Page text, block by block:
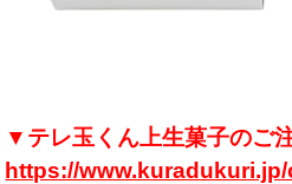
▼テレ玉くん上生菓子のご
https://